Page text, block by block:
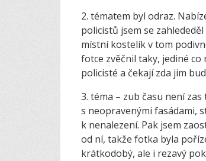
2. tématem byl odraz.
policistů jsem se
místní kostelík v tom
fotce zvěčnil taky, jediné
policisté a čekají zda jim
3. téma – zub času není
s neopravenými fasádami,
k nenalezení. Pak jsem
od ní, takže fotka byla
krátkodobý, ale i rezavý